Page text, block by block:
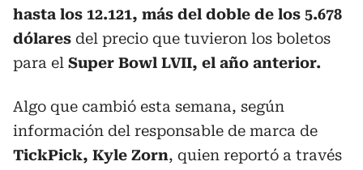
hasta los 12.121, más del doble de los 5.678
dólares del precio que tuvieron los boletos
para el Super Bowl LVII, el año anterior.
Algo que cambió esta semana, según
información del responsable de marca de
TickPick, Kyle Zorn, quien reportó a través